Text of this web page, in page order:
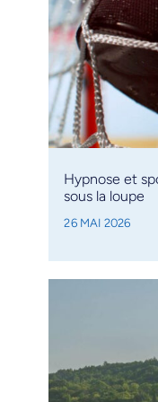
Hypnose et
sous la loupe
26 MAI 2026